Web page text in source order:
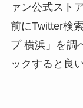
ァン公式スト
前にTwitter検
プ 横浜」を調
ックすると良